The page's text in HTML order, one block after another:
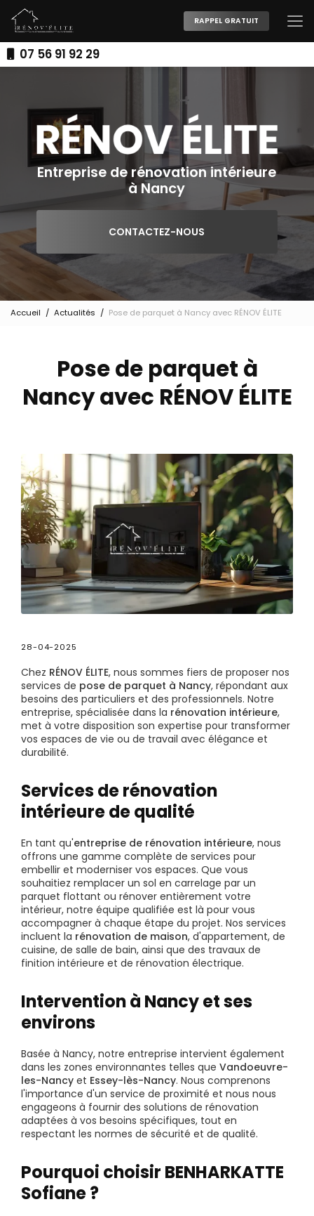
au
contenu
principal07 56 91 92 29
RAPPEL GRATUIT
Entreprise de rénovation intérieure
à Nancy
CONTACTEZ-NOUS
Accueil Actualités Pose de parquet à Nancy avec RÉNOV ÉLITE
Pose de parquet à
Nancy avec RÉNOV ÉLITE
28-04-2025
Chez RÉNOV ÉLITE, nous sommes fiers de proposer nos
services de pose de parquet à Nancy, répondant aux
besoins des particuliers et des professionnels. Notre
entreprise, spécialisée dans la rénovation intérieure,
met à votre disposition son expertise pour transformer
vos espaces de vie ou de travail avec élégance et
durabilité.
Services de rénovation
intérieure de qualité
En tant qu'entreprise de rénovation intérieure, nous
offrons une gamme complète de services pour
embellir et moderniser vos espaces. Que vous
souhaitiez remplacer un sol en carrelage par un
parquet flottant ou rénover entièrement votre
intérieur, notre équipe qualifiée est là pour vous
accompagner à chaque étape du projet. Nos services
incluent la rénovation de maison, d'appartement, de
cuisine, de salle de bain, ainsi que des travaux de
finition intérieure et de rénovation électrique.
Intervention à Nancy et ses
environs
Basée à Nancy, notre entreprise intervient également
dans les zones environnantes telles que Vandoeuvre-
les-Nancy et Essey-lès-Nancy. Nous comprenons
l'importance d'un service de proximité et nous nous
engageons à fournir des solutions de rénovation
adaptées à vos besoins spécifiques, tout en
respectant les normes de sécurité et de qualité.
Pourquoi choisir BENHARKATTE
Sofiane ?